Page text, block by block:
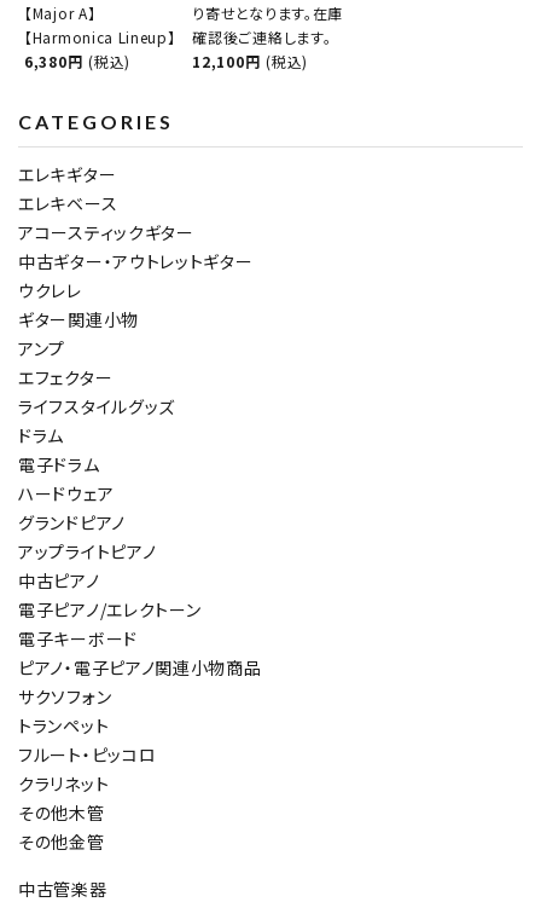
【Major A】
【Harmonica Lineup】
6,380円 (税込)
り寄せとなります。在庫
確認後ご連絡します。
12,100円 (税込)
CATEGORIES
エレキギター
エレキベース
アコースティックギター
中古ギター・アウトレットギター
ウクレレ
ギター関連小物
アンプ
エフェクター
ライフスタイルグッズ
ドラム
電子ドラム
ハードウェア
グランドピアノ
アップライトピアノ
中古ピアノ
電子ピアノ/エレクトーン
電子キーボード
ピアノ・電子ピアノ関連小物商品
サクソフォン
トランペット
フルート・ピッコロ
クラリネット
その他木管
その他金管
中古管楽器